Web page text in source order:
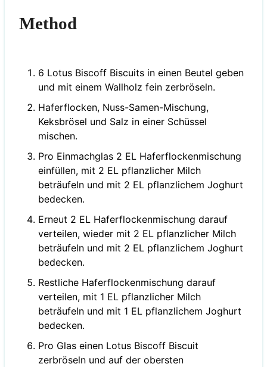
Method
6 Lotus Biscoff Biscuits in einen Beutel geben
und mit einem Wallholz fein zerbröseln.
Haferflocken, Nuss-Samen-Mischung,
Keksbrösel und Salz in einer Schüssel
mischen.
Pro Einmachglas 2 EL Haferflockenmischung
einfüllen, mit 2 EL pflanzlicher Milch
beträufeln und mit 2 EL pflanzlichem Joghurt
bedecken.
Erneut 2 EL Haferflockenmischung darauf
verteilen, wieder mit 2 EL pflanzlicher Milch
beträufeln und mit 2 EL pflanzlichem Joghurt
bedecken.
Restliche Haferflockenmischung darauf
verteilen, mit 1 EL pflanzlicher Milch
beträufeln und mit 1 EL pflanzlichem Joghurt
bedecken.
Pro Glas einen Lotus Biscoff Biscuit
zerbröseln und auf der obersten